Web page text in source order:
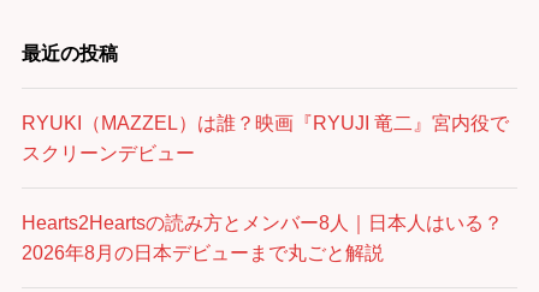
最近の投稿
RYUKI（MAZZEL）は誰？映画『RYUJI 竜二』宮内役で
スクリーンデビュー
Hearts2Heartsの読み方とメンバー8人｜日本人はいる？
2026年8月の日本デビューまで丸ごと解説